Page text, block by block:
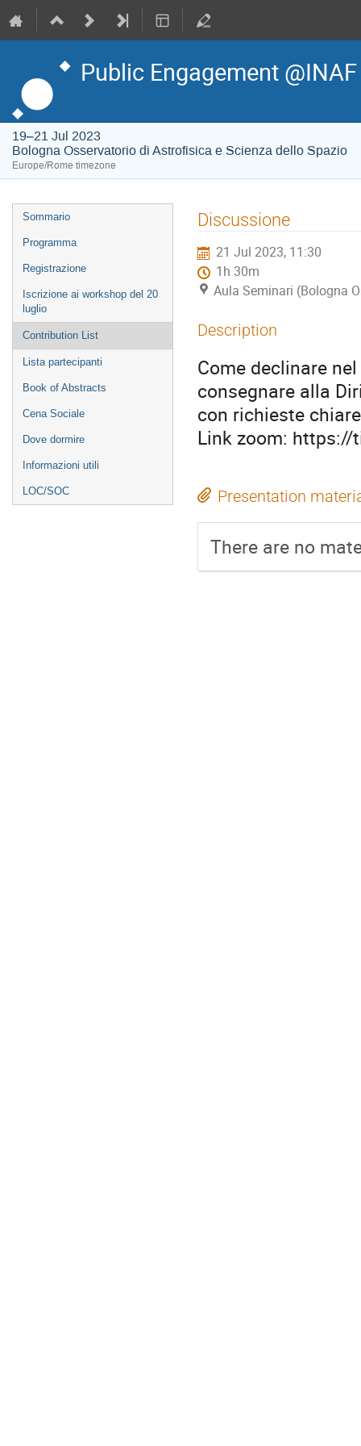
Public Engagement @INAF
19–21 Jul 2023
Bologna Osservatorio di Astrofisica e Scienza dello Spazio
Europe/Rome timezone
Event
menu
Sommario
Programma
Registrazione
Iscrizione ai workshop del 20
luglio
Contribution List
Lista partecipanti
Book of Abstracts
Cena Sociale
Dove dormire
Informazioni utili
LOC/SOC
Discussione
21 Jul 2023, 11:30
1h 30m
Aula Seminari (Bologna
Description
Come declinare
consegnare alla
con richieste
Link zoom:
Presentation
There are no